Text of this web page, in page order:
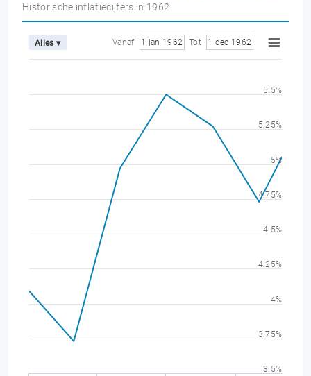
Historische inflatiecijfers in 1962
Alles ▾ Vanaf 1 jan 1962 Tot 1 dec 1962
3.5%
3.75%
4%
4.25%
4.5%
4.75%
5%
5.25%
5.5%